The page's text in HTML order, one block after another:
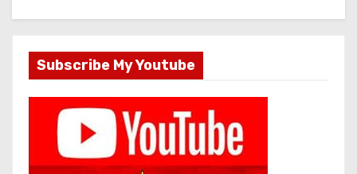
Subscribe My Youtube